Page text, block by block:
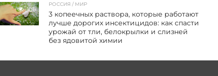
101
РОССИЯ / МИР
3 копеечных раствора, которые работают
лучше дорогих инсектицидов: как спасти
урожай от тли, белокрылки и слизней
без ядовитой химии